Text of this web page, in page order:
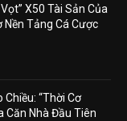
X50 Tài Sản Của
Nền Tảng Cá Cược
“Thời Cơ
Căn Nhà Đầu Tiên